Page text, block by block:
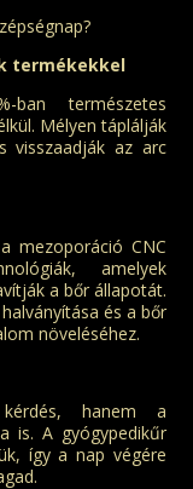
termékekkel
ban természetes
Mélyen táplálják
visszaadják az arc
mezoporáció CNC
amelyek
a bőr állapotát.
és a bőr
növeléséhez.
hanem a
is. A gyógypedikűr
így a nap végére